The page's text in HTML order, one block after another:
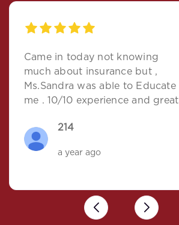
Came in today not knowing
much about insurance but ,
Ms.Sandra was able to Educate
me . 10/10 experience and great
214
a year ago
Next
Previous